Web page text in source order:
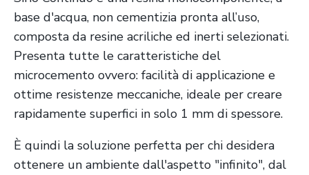
base d'acqua, non cementizia pronta all’uso,
composta da resine acriliche ed inerti selezionati.
Presenta tutte le caratteristiche del
microcemento ovvero: facilità di applicazione e
ottime resistenze meccaniche, ideale per creare
rapidamente superfici in solo 1 mm di spessore.
È quindi la soluzione perfetta per chi desidera
ottenere un ambiente dall'aspetto "infinito", dal